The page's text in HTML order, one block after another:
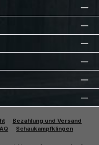
Bezahlung und Versand
Schaukampfklingen